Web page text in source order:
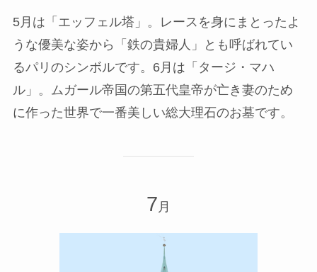
5月は「エッフェル塔」。レースを身にまとったよ
うな優美な姿から「鉄の貴婦人」とも呼ばれてい
るパリのシンボルです。6月は「タージ・マハ
ル」。ムガール帝国の第五代皇帝が亡き妻のため
に作った世界で一番美しい総大理石のお墓です。
7 月